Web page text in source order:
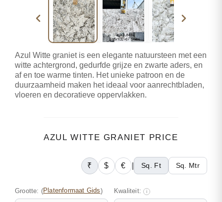
Azul Witte graniet is een elegante natuursteen met een
witte achtergrond, gedurfde grijze en zwarte aders, en
af en toe warme tinten. Het unieke patroon en de
duurzaamheid maken het ideaal voor aanrechtbladen,
vloeren en decoratieve oppervlakken.
AZUL WITTE GRANIET PRICE
₹ $ € Sq. Ft Sq. Mtr
Grootte: (Platenformaat Gids) Kwaliteit: i